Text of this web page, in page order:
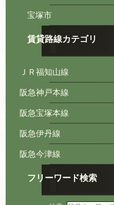
宝塚市
賃貸路線カテゴリ
ＪＲ福知山線
阪急神戸本線
阪急宝塚本線
阪急伊丹線
阪急今津線
フリーワード検索